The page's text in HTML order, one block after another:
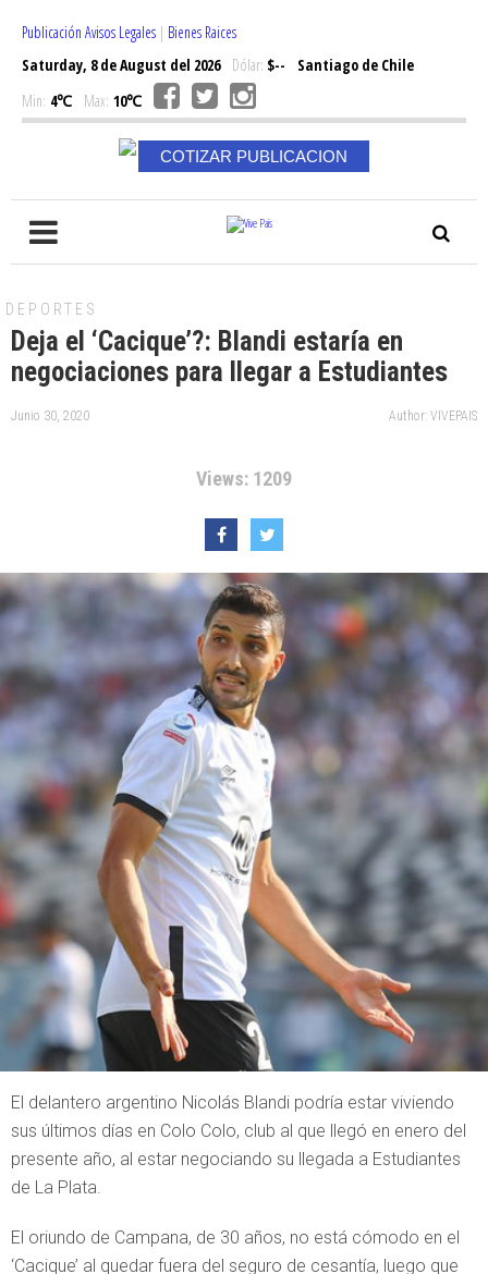
Publicación Avisos Legales | Bienes Raices
Saturday, 8 de August del 2026Dólar: $--
Santiago de Chile
Min: 4℃ Max: 10℃
COTIZAR PUBLICACION
DEPORTES
Deja el ‘Cacique’?: Blandi estaría en
negociaciones para llegar a Estudiantes
Junio 30, 2020 Author: VIVEPAIS
Views: 1209
El delantero argentino Nicolás Blandi podría estar viviendo
sus últimos días en Colo Colo, club al que llegó en enero del
presente año, al estar negociando su llegada a Estudiantes
de La Plata.
El oriundo de Campana, de 30 años, no está cómodo en el
‘Cacique’ al quedar fuera del seguro de cesantía, luego que